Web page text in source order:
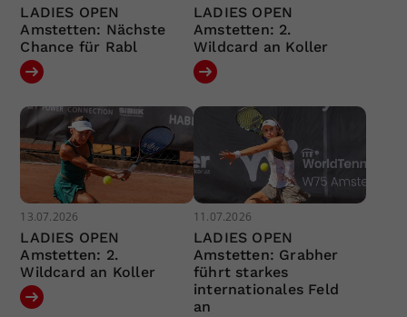
LADIES OPEN
Amstetten: Nächste
Chance für Rabl
LADIES OPEN
Amstetten: 2.
Wildcard an Koller
13.07.2026
LADIES OPEN
Amstetten: 2.
Wildcard an Koller
11.07.2026
LADIES OPEN
Amstetten: Grabher
führt starkes
internationales Feld
an